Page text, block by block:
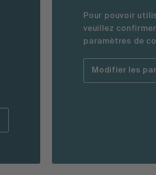
Pour pouvoir
veuillez
paramètres de
Modifier les